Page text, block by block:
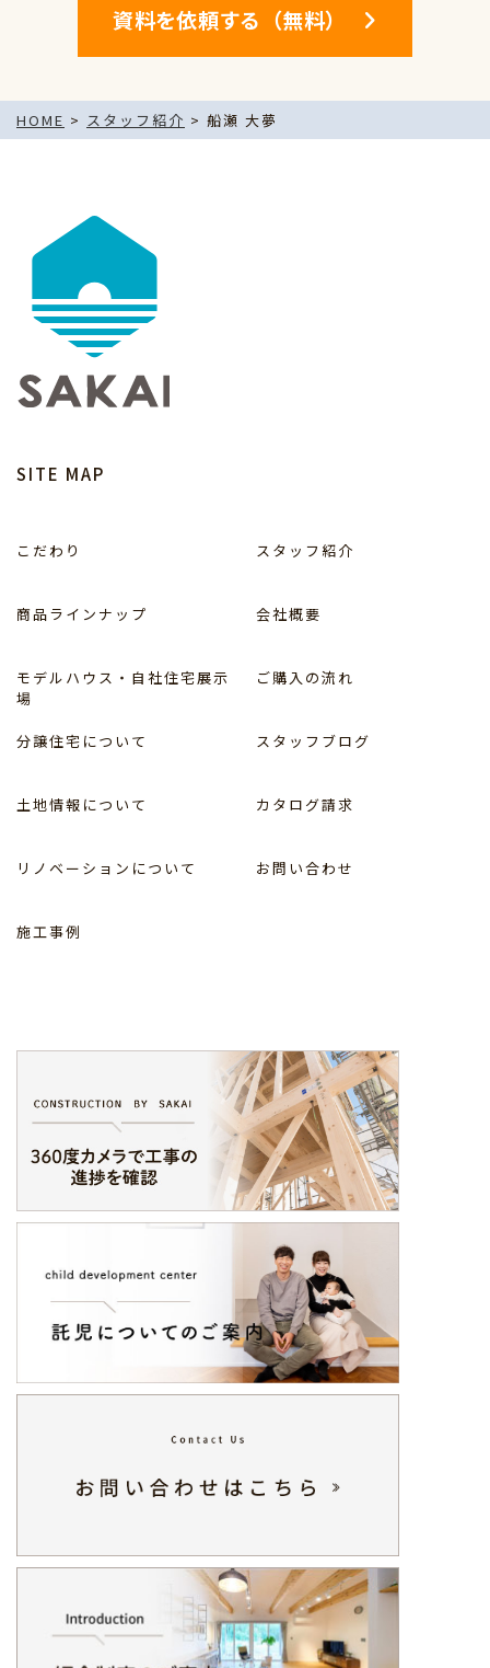
資料を依頼する（無料）
HOME > スタッフ紹介 > 船瀬 大夢
SITE MAP
こだわり
商品ラインナップ
モデルハウス・自社住宅展示
場
分譲住宅について
土地情報について
リノベーションについて
施工事例
スタッフ紹介
会社概要
ご購入の流れ
スタッフブログ
カタログ請求
お問い合わせ